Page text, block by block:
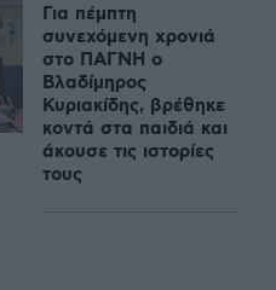
Για πέμπτη
συνεχόμενη χρονιά
στο ΠΑΓΝΗ ο
Βλαδίμηρος
Κυριακίδης, βρέθηκε
κοντά στα παιδιά και
άκουσε τις ιστορίες
τους